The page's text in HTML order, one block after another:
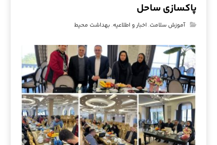
پاکسازی ساحل
آموزش سلامت, اخبار و اطلاعیه,بهداشت محیط